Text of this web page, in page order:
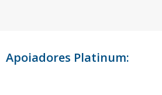
Apoiadores Platinum: